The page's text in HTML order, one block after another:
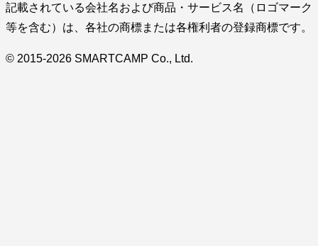
記載されている会社名および商品・サービス名（ロゴマーク
等を含む）は、各社の商標または各権利者の登録商標です。
© 2015-2026 SMARTCAMP Co., Ltd.